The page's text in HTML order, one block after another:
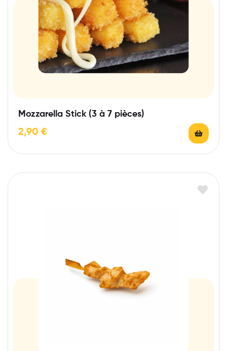
Mozzarella Stick (3 à 7 pièces)
2,90 €